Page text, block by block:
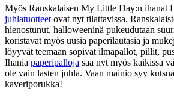
Myös Ranskalaisen My Little Day:n ihanat
juhlatuotteet ovat nyt tilattavissa.
hienostunut, halloweeninä pukeudutaan
koristavat myös uusia paperilautasia ja
löyyvät teemaan sopivat ilmapallot, pillit,
Ihania paperipalloja saa nyt myös kaikissa
ole vain lasten juhla. Vaan mainio syy
kaveriporukka!